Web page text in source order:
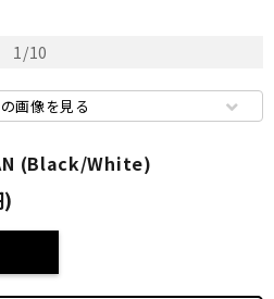
1/10
画像を見る
(Black/White)